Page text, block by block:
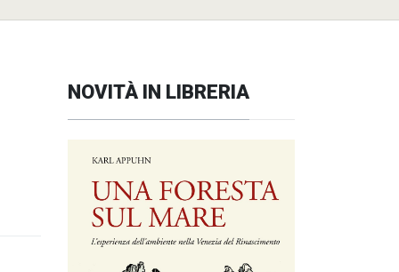
NOVITÀ IN LIBRERIA